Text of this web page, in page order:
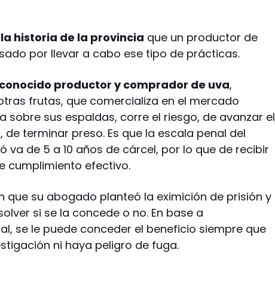
historia de la provincia que un productor de
por llevar a cabo ese tipo de prácticas.
productor y comprador de uva,
frutas, que comercializa en el mercado
sobre sus espaldas, corre el riesgo, de avanzar el
terminar preso. Es que la escala penal del
va de 5 a 10 años de cárcel, por lo que de recibir
cumplimiento efectivo.
que su abogado planteó la eximición de prisión y
si se la concede o no. En base a
se le puede conceder el beneficio siempre que
ni haya peligro de fuga.